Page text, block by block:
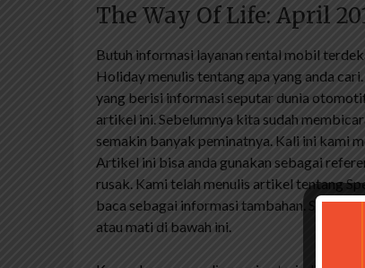
The Way Of Life: April
Butuh informasi layanan rental mobil
Holiday menulis tentang apa yang anda
yang berisi informasi seputar dunia
artikel ini. Sebelumnya kita sudah
semakin banyak peminatnya. Kali ini kami
Artikel ini bisa anda gunakan sebagai
rusak. Kami telah menulis artikel tentang
baca sebagai informasi tambahan.
atau mati di bawah ini.